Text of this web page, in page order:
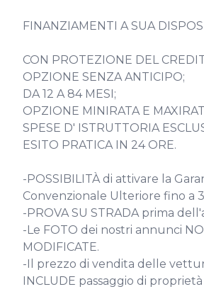
FINANZIAMENTI A SUA
CON PROTEZIONE DEL
OPZIONE SENZA ANTICIPO;
DA 12 A 84 MESI;
OPZIONE MINIRATA E
SPESE D' ISTRUTTORIA
ESITO PRATICA IN 24 ORE.
-POSSIBILITÀ di attivare la
Convenzionale Ulteriore fino a
-PROVA SU STRADA prima
-Le FOTO dei nostri annunci
MODIFICATE.
-Il prezzo di vendita delle
INCLUDE passaggio di